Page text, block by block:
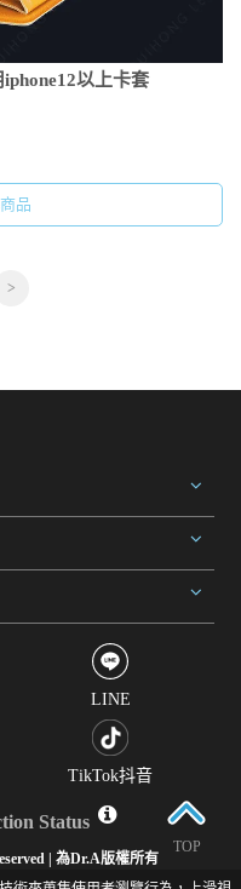
以上卡套
品
>
LINE
TikTok抖音
| 為Dr.A版權所有
TOP